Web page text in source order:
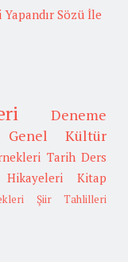
Sözü İle
Deneme
Genel Kültür
Tarih Ders
Kitap
Şiir Tahlilleri